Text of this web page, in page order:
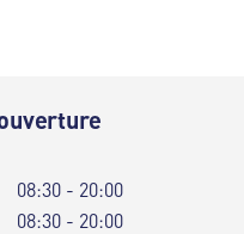
08:30 - 20:00
08:30 - 20:00